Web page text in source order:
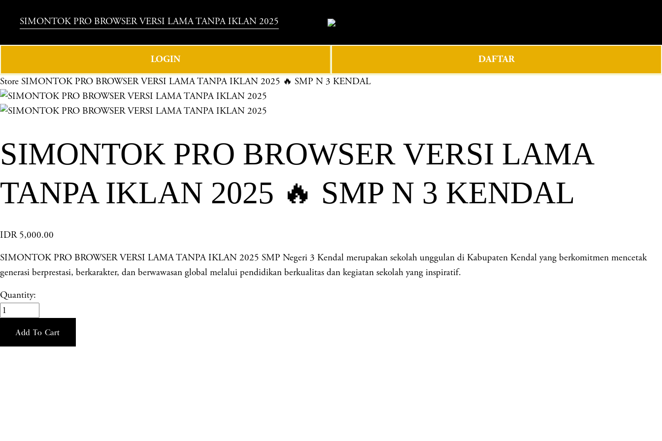
SIMONTOK PRO BROWSER VERSI LAMA TANPA IKLAN 2025
LOGIN DAFTAR
Store SIMONTOK PRO BROWSER VERSI LAMA TANPA IKLAN 2025 🔥 SMP N 3 KENDAL
SIMONTOK PRO BROWSER VERSI LAMA
TANPA IKLAN 2025 🔥 SMP N 3 KENDAL
IDR 5,000.00
SIMONTOK PRO BROWSER VERSI LAMA TANPA IKLAN 2025 SMP Negeri 3 Kendal merupakan sekolah unggulan di Kabupaten Kendal yang berkomitmen mencetak
generasi berprestasi, berkarakter, dan berwawasan global melalui pendidikan berkualitas dan kegiatan sekolah yang inspiratif.
Quantity:
Add To Cart